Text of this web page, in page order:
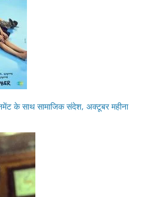
के साथ सामाजिक संदेश, अक्टूबर महीना